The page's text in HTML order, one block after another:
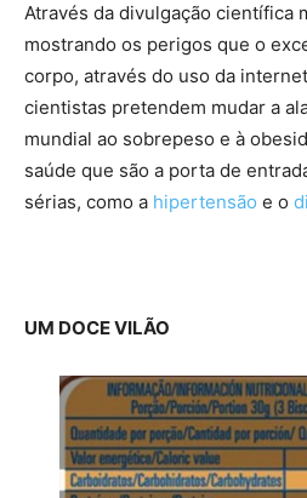
Através da divulgação científica
mostrando os perigos que o
corpo, através do uso da
cientistas pretendem mudar a
mundial ao sobrepeso e à
saúde que são a porta de
sérias, como a hipertensão e o
UM DOCE VILÃO